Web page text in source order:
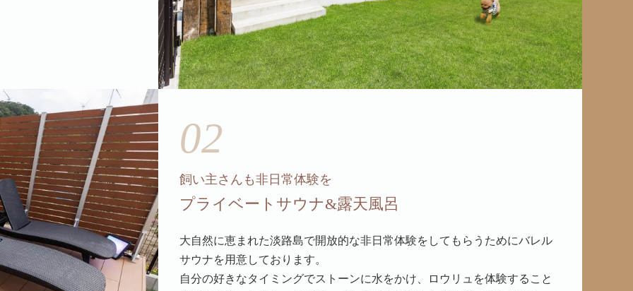
02
飼い主さんも非日常体験を
プライベートサウナ&露天風呂
大自然に恵まれた淡路島で開放的な非日常体験をしてもらうためにバレル
サウナを用意しております。
自分の好きなタイミングでストーンに水をかけ、ロウリュを体験すること